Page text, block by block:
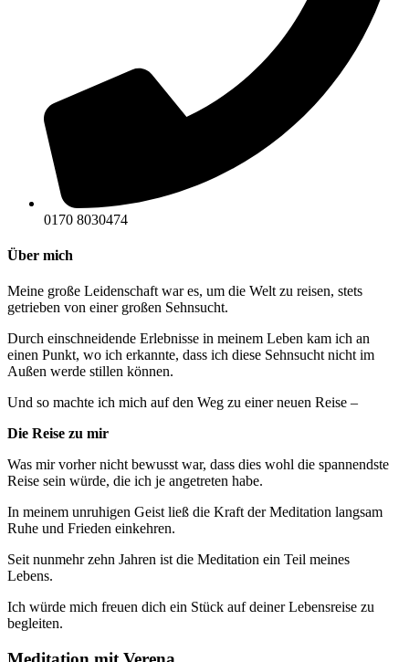
0170 8030474
Über mich
Meine große Leidenschaft war es, um die Welt zu reisen, stets
getrieben von einer großen Sehnsucht.
Durch einschneidende Erlebnisse in meinem Leben kam ich an
einen Punkt, wo ich erkannte, dass ich diese Sehnsucht nicht im
Außen werde stillen können.
Und so machte ich mich auf den Weg zu einer neuen Reise –
Die Reise zu mir
Was mir vorher nicht bewusst war, dass dies wohl die spannendste
Reise sein würde, die ich je angetreten habe.
In meinem unruhigen Geist ließ die Kraft der Meditation langsam
Ruhe und Frieden einkehren.
Seit nunmehr zehn Jahren ist die Meditation ein Teil meines
Lebens.
Ich würde mich freuen dich ein Stück auf deiner Lebensreise zu
begleiten.